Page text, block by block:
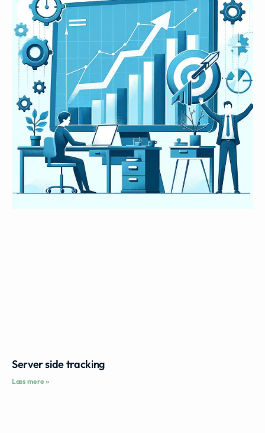
Server side tracking
Læs mere »